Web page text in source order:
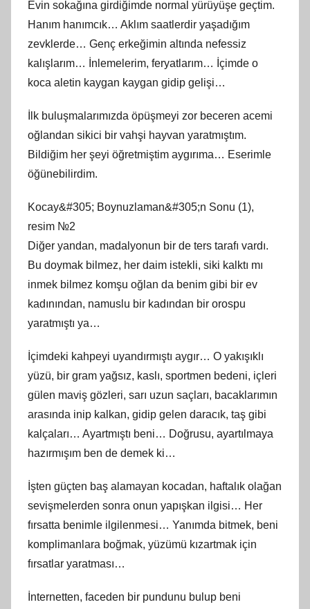
Evin sokağına girdiğimde normal yürüyüşe geçtim.
Hanım hanımcık… Aklım saatlerdir yaşadığım
zevklerde… Genç erkeğimin altında nefessiz
kalışlarım… İnlemelerim, feryatlarım… İçimde o
koca aletin kaygan kaygan gidip gelişi…
İlk buluşmalarımızda öpüşmeyi zor beceren acemi
oğlandan sikici bir vahşi hayvan yaratmıştım.
Bildiğim her şeyi öğretmiştim aygırıma… Eserimle
öğünebilirdim.
Kocay&#305; Boynuzlaman&#305;n Sonu (1),
resim №2
Diğer yandan, madalyonun bir de ters tarafı vardı.
Bu doymak bilmez, her daim istekli, siki kalktı mı
inmek bilmez komşu oğlan da benim gibi bir ev
kadınından, namuslu bir kadından bir orospu
yaratmıştı ya…
İçimdeki kahpeyi uyandırmıştı aygır… O yakışıklı
yüzü, bir gram yağsız, kaslı, sportmen bedeni, içleri
gülen maviş gözleri, sarı uzun saçları, bacaklarımın
arasında inip kalkan, gidip gelen daracık, taş gibi
kalçaları… Ayartmıştı beni… Doğrusu, ayartılmaya
hazırmışım ben de demek ki…
İşten güçten baş alamayan kocadan, haftalık olağan
sevişmelerden sonra onun yapışkan ilgisi… Her
fırsatta benimle ilgilenmesi… Yanımda bitmek, beni
komplimanlara boğmak, yüzümü kızartmak için
fırsatlar yaratması…
İnternetten, faceden bir pundunu bulup beni